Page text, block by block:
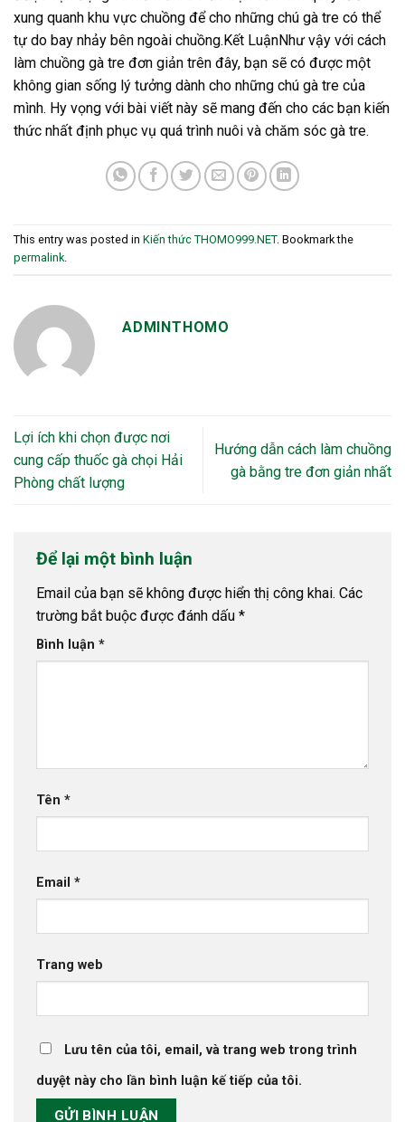
xung quanh khu vực chuồng để cho những chú gà tre có thể
tự do bay nhảy bên ngoài chuồng.Kết LuậnNhư vậy với cách
làm chuồng gà tre đơn giản trên đây, bạn sẽ có được một
không gian sống lý tưởng dành cho những chú gà tre của
mình. Hy vọng với bài viết này sẽ mang đến cho các bạn kiến
thức nhất định phục vụ quá trình nuôi và chăm sóc gà tre.
This entry was posted in Kiến thức THOMO999.NET. Bookmark the
permalink.
ADMINTHOMO
Lợi ích khi chọn được nơi
cung cấp thuốc gà chọi Hải
Phòng chất lượng
Hướng dẫn cách làm chuồng
gà bằng tre đơn giản nhất
Để lại một bình luận
Email của bạn sẽ không được hiển thị công khai. Các
trường bắt buộc được đánh dấu *
Bình luận *
Tên *
Email *
Trang web
Lưu tên của tôi, email, và trang web trong trình
duyệt này cho lần bình luận kế tiếp của tôi.